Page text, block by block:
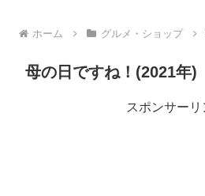
ホーム グルメ・ショップ
母の日ですね！(2021年)
スポンサーリ